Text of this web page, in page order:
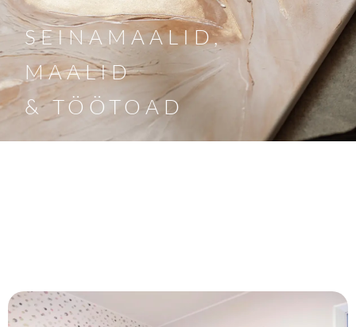
SEINAMAALID,
MAALID
& TÖÖTOAD